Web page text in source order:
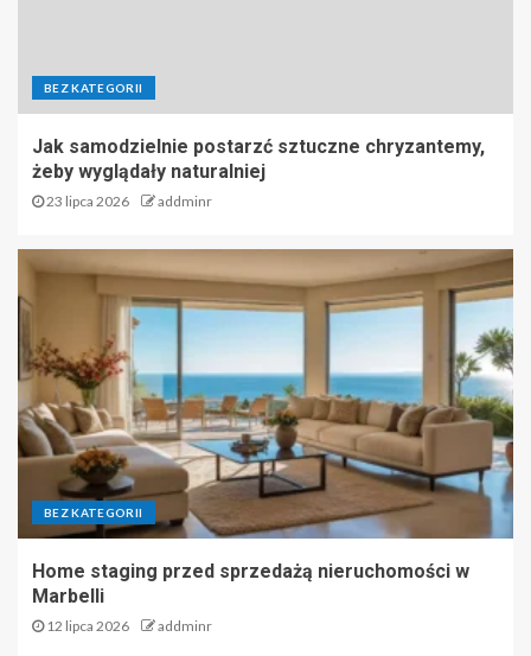
BEZ KATEGORII
Jak samodzielnie postarzć sztuczne chryzantemy,
żeby wyglądały naturalniej
23 lipca 2026 addminr
BEZ KATEGORII
Home staging przed sprzedażą nieruchomości w
Marbelli
12 lipca 2026 addminr